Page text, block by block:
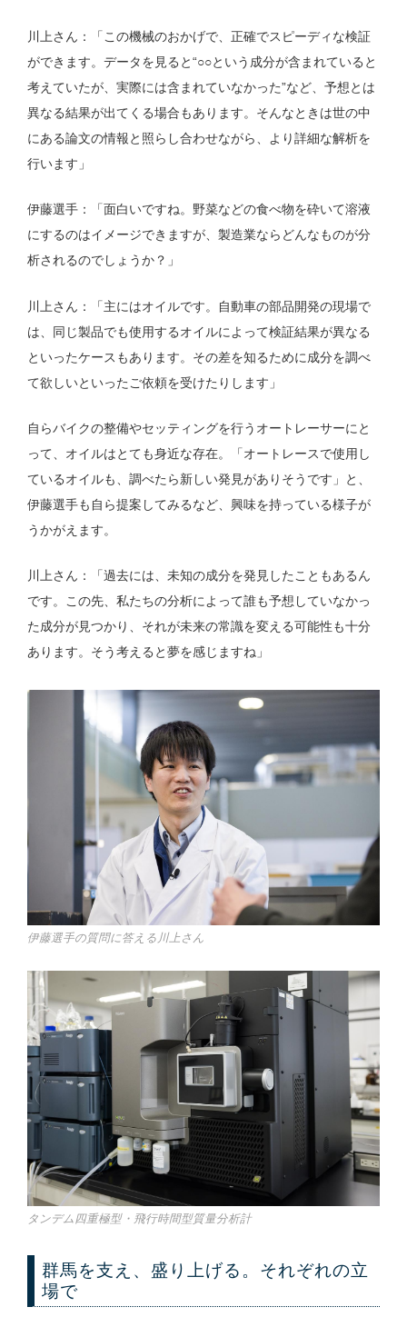
川上さん：「この機械のおかげで、正確でスピーディな検証
ができます。データを見ると“○○という成分が含まれていると
考えていたが、実際には含まれていなかった”など、予想とは
異なる結果が出てくる場合もあります。そんなときは世の中
にある論文の情報と照らし合わせながら、より詳細な解析を
行います」
伊藤選手：「面白いですね。野菜などの食べ物を砕いて溶液
にするのはイメージできますが、製造業ならどんなものが分
析されるのでしょうか？」
川上さん：「主にはオイルです。自動車の部品開発の現場で
は、同じ製品でも使用するオイルによって検証結果が異なる
といったケースもあります。その差を知るために成分を調べ
て欲しいといったご依頼を受けたりします」
自らバイクの整備やセッティングを行うオートレーサーにと
って、オイルはとても身近な存在。「オートレースで使用し
ているオイルも、調べたら新しい発見がありそうです」と、
伊藤選手も自ら提案してみるなど、興味を持っている様子が
うかがえます。
川上さん：「過去には、未知の成分を発見したこともあるん
です。この先、私たちの分析によって誰も予想していなかっ
た成分が見つかり、それが未来の常識を変える可能性も十分
あります。そう考えると夢を感じますね」
伊藤選手の質問に答える川上さん
タンデム四重極型・飛行時間型質量分析計
群馬を支え、盛り上げる。それぞれの立
場で